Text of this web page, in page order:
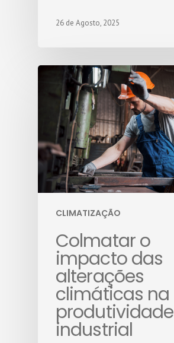
26 de Agosto, 2025
CLIMATIZAÇÃO
Colmatar o
impacto das
alterações
climáticas na
produtividade
industrial